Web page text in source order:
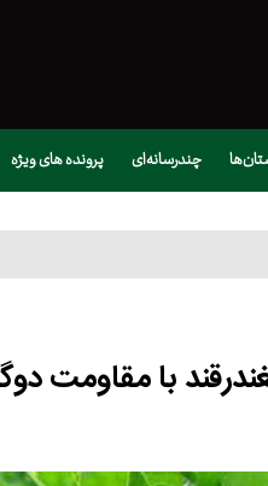
چندرسانه‌ای پرونده های ویژه
با مقاومت